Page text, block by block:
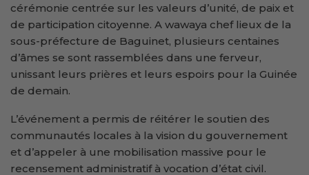
cérémonie centrée sur les valeurs d’unité, de paix et
de participation citoyenne. A wawaya chef lieux de la
sous-préfecture de Baguinet, plusieurs centaines
d’âmes se sont rassemblées dans une ferveur,
unissant leurs prières et leurs espoirs pour la Guinée
de demain.
L’événement a permis de réitérer le soutien des
communautés locales à la vision du gouvernement
et d’appeler à une mobilisation massive pour le
recensement administratif à vocation d’état civil.